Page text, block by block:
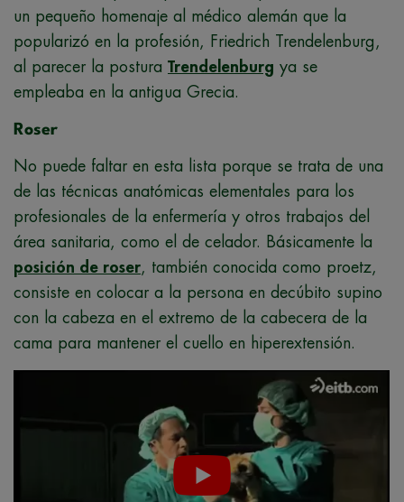
un pequeño homenaje al médico alemán que la
popularizó en la profesión, Friedrich Trendelenburg,
al parecer la postura Trendelenburg ya se
empleaba en la antigua Grecia.
Roser
No puede faltar en esta lista porque se trata de una
de las técnicas anatómicas elementales para los
profesionales de la enfermería y otros trabajos del
área sanitaria, como el de celador. Básicamente la
posición de roser, también conocida como proetz,
consiste en colocar a la persona en decúbito supino
con la cabeza en el extremo de la cabecera de la
cama para mantener el cuello en hiperextensión.